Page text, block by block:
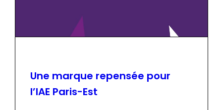
Une marque repensée pour
l’IAE Paris-Est